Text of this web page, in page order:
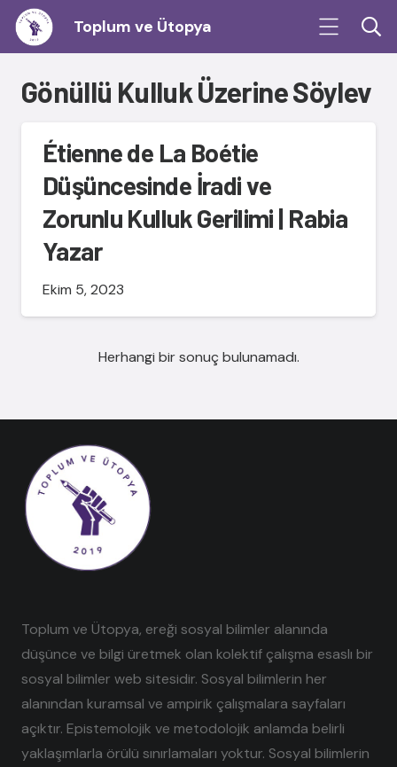
Toplum ve Ütopya
Gönüllü Kulluk Üzerine Söylev
Étienne de La Boétie
Düşüncesinde İradi ve
Zorunlu Kulluk Gerilimi | Rabia
Yazar
Ekim 5, 2023
Herhangi bir sonuç bulunamadı.
Toplum ve Ütopya, ereği sosyal bilimler alanında
düşünce ve bilgi üretmek olan kolektif çalışma esaslı bir
sosyal bilimler web sitesidir. Sosyal bilimlerin her
alanından kuramsal ve ampirik çalışmalara sayfaları
açıktır. Epistemolojik ve metodolojik anlamda belirli
yaklaşımlarla örülü sınırlamaları yoktur. Sosyal bilimlerin